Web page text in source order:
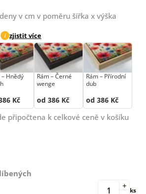
v cm v poměru šířka x výška
i zjistit více
–⁠⁠⁠⁠⁠⁠ Hnědý
Kč
Rám –⁠⁠⁠⁠⁠⁠ Černé
wenge
od 386 Kč
Rám –⁠⁠⁠⁠⁠⁠ Přírodní
dub
od 386 Kč
připočtena k celkové ceně v košíku
+ ks